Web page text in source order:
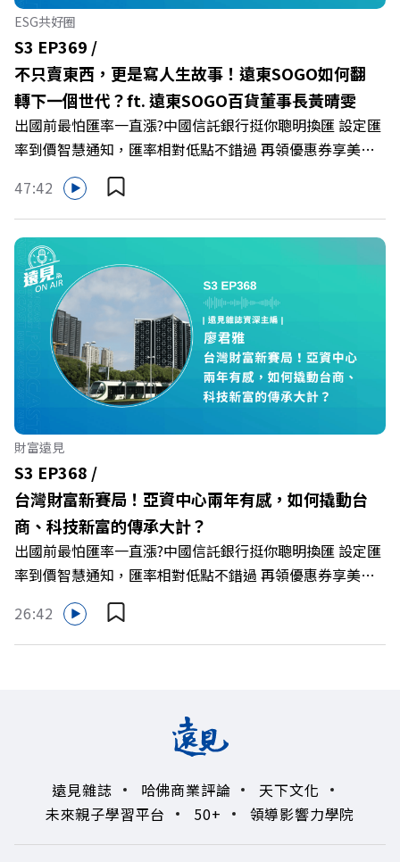
清生活的雜亂。 點開看質感養成術>>
https://gvmkt.pse.is/9al3px ✨關注《遠見》更多的社群：
LINE：https://reurl.cc/A4ELQp IG：
https://bit.ly/3AjBWNV YT：https://bit.ly/38jNi9k
Powered by Firstory Hosting
ESG共好圈
S3 EP369 /
不只賣東西，更是寫人生故事！遠東SOGO如何翻
轉下一個世代？ft. 遠東SOGO百貨董事長黃晴雯
出國前最怕匯率一直漲?中國信託銀行挺你聰明換匯 設定匯
率到價智慧通知，匯率相對低點不錯過 再領優惠券享美金
最高減3分等優惠 立即設定： https://fstry.pse.is/9d7lr7
投資外幣如幣別轉換可能產生匯兌損失，應評估涉及自身情
況審慎投資。 完整注意事項詳見網站資訊。 —— 以上為
Firstory Podcast 廣告 —— 在永續減碳、綠色消費與友善
職場的變革浪潮下，傳統大流量、高耗能的百貨零售業該如
何轉型突圍？ 本集《遠見ON AIR》邀請到遠東SOGO百貨
董事長黃晴雯，帶你解析遠東SOGO如何透過戰略布局，打
造出兼顧企業獲利與社會共好的綠色零售新契機！ 🔺如何
從單純百貨專櫃轉型為有溫度的利他平台？ 🔺最難節能的
零售業如何落實「EP100」能效倍增計畫？ 🔺成功推動育
嬰留停、男同仁樂意成家！驚豔業界的「生育代理人制度」
🔺最有人情味的文化橋梁！從社會創新到經典「日本展」的
共好實踐 主持人／遠見雜誌副社長兼遠見智庫總編輯 李建
興 與談人／遠東SOGO百貨董事長 黃晴雯 +++++ 🫧清除腦
袋的盲點，也順手理清生活的雜亂。 點開看質感養成術>>
https://gvmkt.pse.is/9al3px ✨關注《遠見》更多的社群：
LINE：https://reurl.cc/A4ELQp IG：
https://bit.ly/3AjBWNV YT：https://bit.ly/38jNi9k
Powered by Firstory Hosting
47:42
財富遠見
S3 EP368 /
台灣財富新賽局！亞資中心兩年有感，如何撬動台
商、科技新富的傳承大計？
出國前最怕匯率一直漲?中國信託銀行挺你聰明換匯 設定匯
率到價智慧通知，匯率相對低點不錯過 再領優惠券享美金
最高減3分等優惠 立即設定： https://fstry.pse.is/9d7lr7
投資外幣如幣別轉換可能產生匯兌損失，應評估涉及自身情
況審慎投資。 完整注意事項詳見網站資訊。 —— 以上為
在政府力推「亞洲資產管理中心」政策、高雄專區成立滿週
年的關鍵時刻，台灣的投信、信託與財富管理業務，正迎來
到遠見資深主編廖君雅，帶你解析這場台灣史上最大規模的
財富版圖重組。 🔺資產管理大躍進！台灣憑什麼挑戰亞太
金融重鎮？ 🔺不只是口號！主動式ETF與被動平衡型ETF如
26:42
遠見雜誌 哈佛商業評論
天下文化
未來親子學習平台
50+ 領導影響力學院